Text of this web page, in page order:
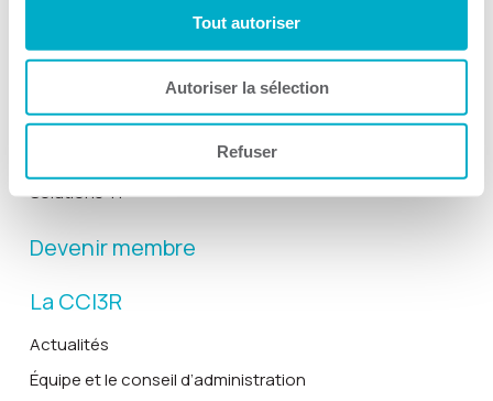
Tout autoriser
Autoriser la sélection
Refuser
Toutes les activités
Gusto
Solutions TI
Devenir membre
La CCI3R
Actualités
Équipe et le conseil d’administration